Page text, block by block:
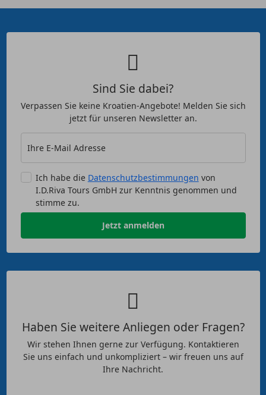
Sind Sie dabei?
Verpassen Sie keine Kroatien-Angebote! Melden Sie sich
jetzt für unseren Newsletter an.
Ihre E-Mail Adresse
Ich habe die Datenschutzbestimmungen von
I.D.Riva Tours GmbH zur Kenntnis genommen und
stimme zu.
Jetzt anmelden
Haben Sie weitere Anliegen oder Fragen?
Wir stehen Ihnen gerne zur Verfügung. Kontaktieren
Sie uns einfach und unkompliziert – wir freuen uns auf
Ihre Nachricht.